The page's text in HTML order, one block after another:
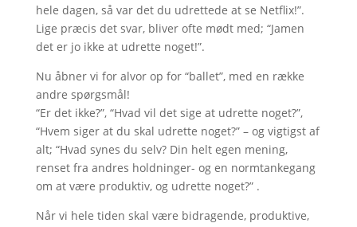
hele dagen, så var det du udrettede at se Netflix!”.
Lige præcis det svar, bliver ofte mødt med; “Jamen
det er jo ikke at udrette noget!”.
Nu åbner vi for alvor op for “ballet”, med en række
andre spørgsmål!
“Er det ikke?”, “Hvad vil det sige at udrette noget?”,
“Hvem siger at du skal udrette noget?” – og vigtigst af
alt; “Hvad synes du selv? Din helt egen mening,
renset fra andres holdninger- og en normtankegang
om at være produktiv, og udrette noget?” .
Når vi hele tiden skal være bidragende, produktive,